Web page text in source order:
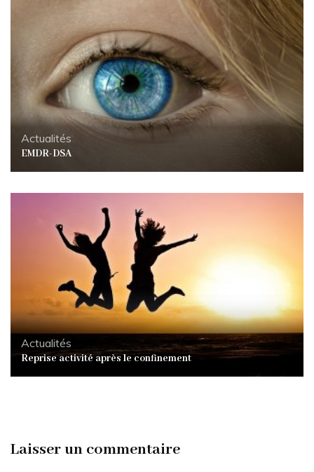
Actualités
EMDR-DSA
Actualités
Reprise activité après le confinement
Laisser un commentaire